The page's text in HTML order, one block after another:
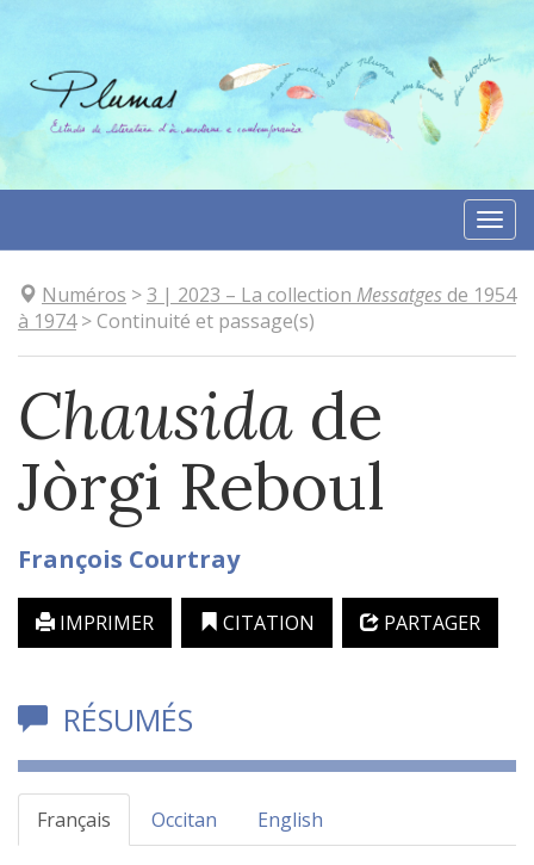
contenu
Numéros >3 | 2023 – La collection Messatgesde 1954
à 1974>Continuité et passage(s)
Chausida de
Jòrgi Reboul
François Courtray
IMPRIMER CITATION PARTAGER
RÉSUMÉS
Français Occitan English